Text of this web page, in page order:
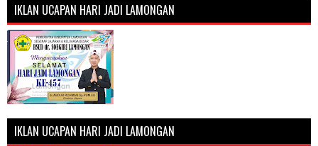
IKLAN UCAPAN HARI JADI LAMONGAN
IKLAN UCAPAN HARI JADI LAMONGAN